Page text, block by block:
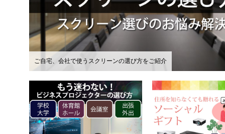
ご自宅、会社で使うスクリーンの選び方をご紹介